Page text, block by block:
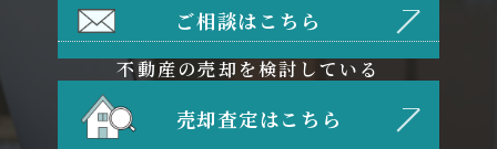
ご相談はこちら
不動産の売却を検討している
売却査定はこちら